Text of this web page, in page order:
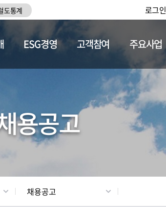
도통계 로그인
채용정보
ESG경영 고객참여 주요사업
용공고
채용공고